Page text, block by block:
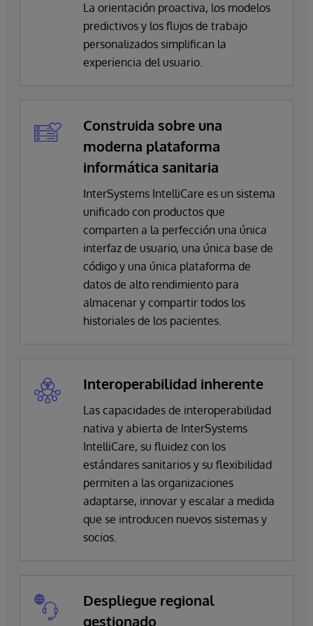
TrakCare Lab Enterprise
Sistema moderno de gestión empresarial y de
laboratorio basado en navegador
La orientación proactiva, los modelos
predictivos y los flujos de trabajo
personalizados simplifican la
experiencia del usuario.
Construida sobre una
moderna plataforma
informática sanitaria
InterSystems IntelliCare es un sistema
unificado con productos que
comparten a la perfección una única
interfaz de usuario, una única base de
código y una única plataforma de
datos de alto rendimiento para
almacenar y compartir todos los
historiales de los pacientes.
Interoperabilidad inherente
Las capacidades de interoperabilidad
nativa y abierta de InterSystems
IntelliCare, su fluidez con los
estándares sanitarios y su flexibilidad
permiten a las organizaciones
adaptarse, innovar y escalar a medida
que se introducen nuevos sistemas y
socios.
Despliegue regional
gestionado